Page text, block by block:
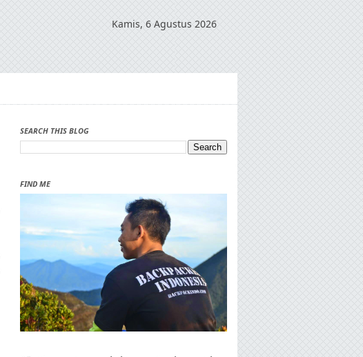
Kamis, 6 Agustus 2026
SEARCH THIS BLOG
FIND ME